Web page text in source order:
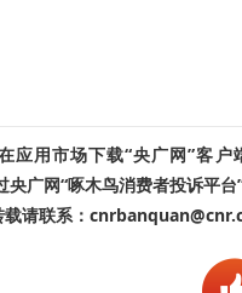
应用市场下载“央广网”客
广网“啄木鸟消费者投诉平
请联系：